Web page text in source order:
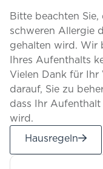
Bitte beachten
schweren Allergie
gehalten wird. Wir
Ihres Aufenthalts
Vielen Dank für Ihr
darauf, Sie zu
dass Ihr
wird.
Hausregeln